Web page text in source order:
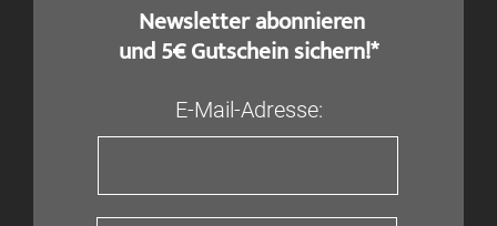
​ Newsletter abonnieren
und 5€ Gutschein sichern!*
E-Mail-Adresse: